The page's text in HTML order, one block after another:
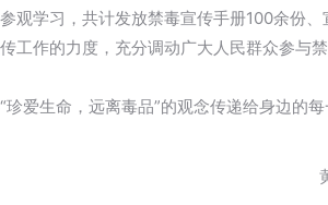
学习，共计发放禁毒宣传手册100余份、
作的力度，充分调动广大人民群众参与
爱生命，远离毒品”的观念传递给身边的
工作站豫园社